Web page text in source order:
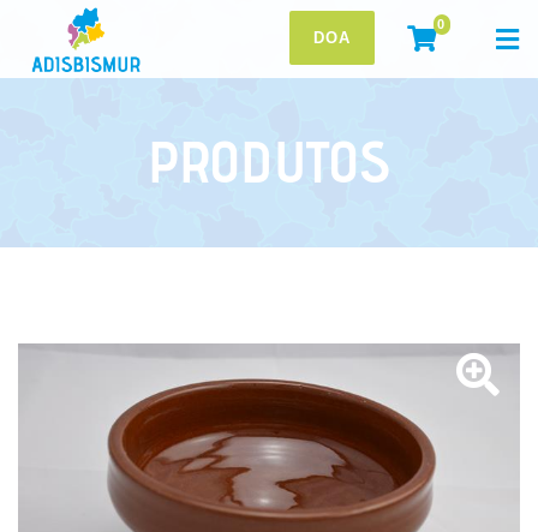
DOA
0
PRODUTOS